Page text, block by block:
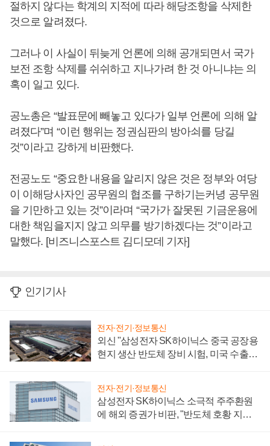
절하지 않다는 학계의 지적에 따라 해당조항을 삭제한
것으로 알려졌다.
그러나 이 사실이 뒤늦게 언론에 의해 공개되면서 국가
보전 조항 삭제를 쉬쉬하고 지나가려 한 것 아니냐는 의
혹이 일고 있다.
공노총은 “발표문에 빼놓고 있다가 일부 언론에 의해 알
려졌다”며 “이런 행위는 정권심판의 방아쇠를 당길
것”이라고 강하게 비판했다.
전공노도 “중요한 내용을 알리지 않은 것은 정부와 여당
이 이해당사자인 공무원의 협조를 구하기는커녕 공무원
을 기만하고 있는 것”이라며 “국가가 잘못된 기금운용에
대한 책임을지지 않고 의무를 방기하겠다는 것”이라고
말했다. [비즈니스포스트 김디모데 기자]
인기기사
전자·전기·정보통신
외신 "삼성전자 SK하이닉스 중국 공장용
현지 생산 반도체 장비 시험, 미국 수출통
전자·전기·정보통신
삼성전자 SK하이닉스 소극적 주주환원
에 해외 증권가 비판, "반도체 호황 지속